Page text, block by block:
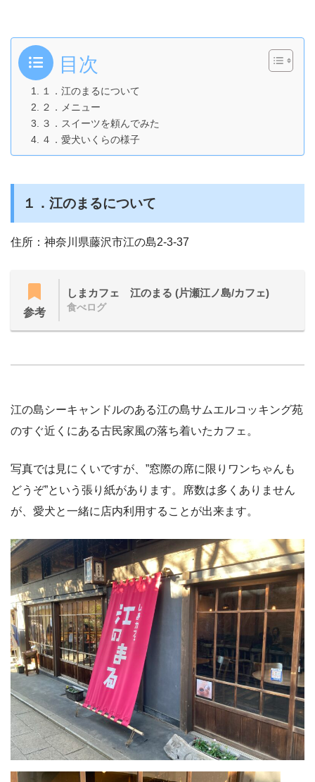
目次
１．江のまるについて
２．メニュー
３．スイーツを頼んでみた
４．愛犬いくらの様子
１．江のまるについて
住所：神奈川県藤沢市江の島2-3-37
参考
しまカフェ 江のまる (片瀬江ノ島/カフェ)
食べログ
江の島シーキャンドルのある江の島サムエルコッキング苑
のすぐ近くにある古民家風の落ち着いたカフェ。
写真では見にくいですが、”窓際の席に限りワンちゃんも
どうぞ”という張り紙があります。席数は多くありません
が、愛犬と一緒に店内利用することが出来ます。